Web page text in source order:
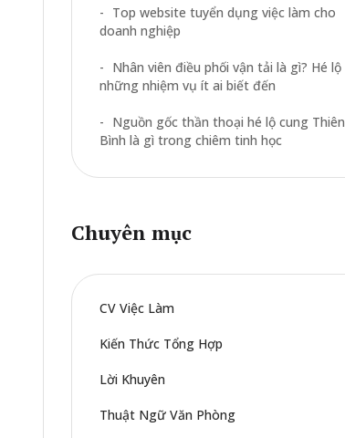
Top website tuyển dụng việc làm cho
doanh nghiệp
Nhân viên điều phối vận tải là gì? Hé lộ
những nhiệm vụ ít ai biết đến
Nguồn gốc thần thoại hé lộ cung Thiên
Bình là gì trong chiêm tinh học
Chuyên mục
CV Việc Làm
Kiến Thức Tổng Hợp
Lời Khuyên
Thuật Ngữ Văn Phòng